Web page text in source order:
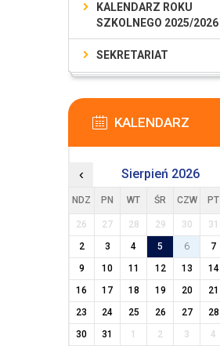
KALENDARZ ROKU
SZKOLNEGO 2025/2026
SEKRETARIAT
KALENDARZ
‹ Sierpień 2026
NDZ PN WT ŚR CZW PT
26 27 28 29 30 31
2
3 4 5 6 7
9
10 11 12 13 14
16
17 18 19 20 21
23
24 25 26 27 28
30
31 1 2 3 4